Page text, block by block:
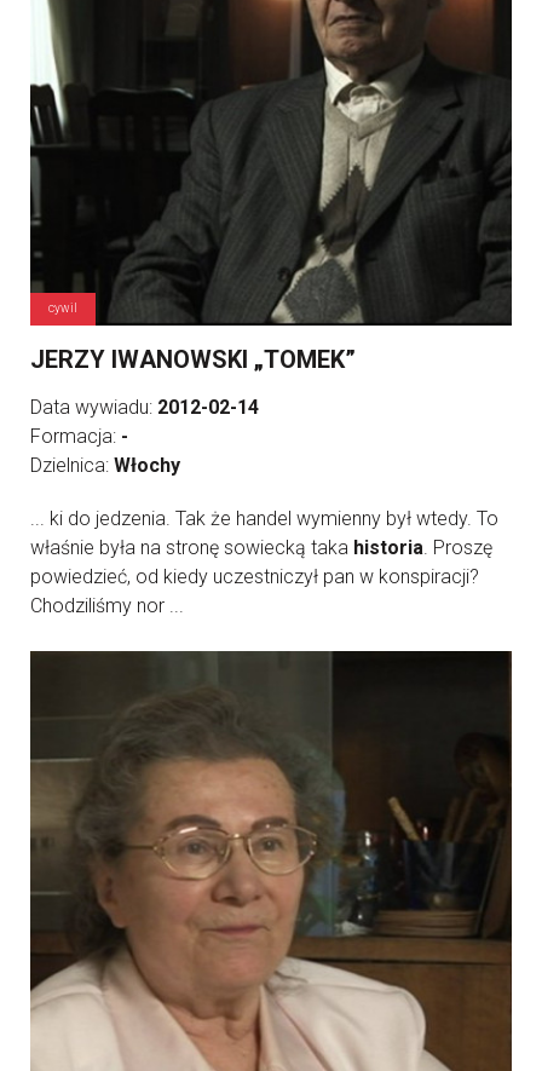
cywil
JERZY IWANOWSKI „TOMEK”
Data wywiadu: 2012-02-14
Formacja: -
Dzielnica: Włochy
... ki do jedzenia. Tak że handel wymienny był wtedy. To
właśnie była na stronę sowiecką taka historia. Proszę
powiedzieć, od kiedy uczestniczył pan w konspiracji?
Chodziliśmy nor ...